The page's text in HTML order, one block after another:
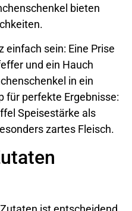
bieten
einfach sein: Eine Prise
und ein Hauch
in ein
für perfekte Ergebnisse:
Speisestärke als
zartes Fleisch.